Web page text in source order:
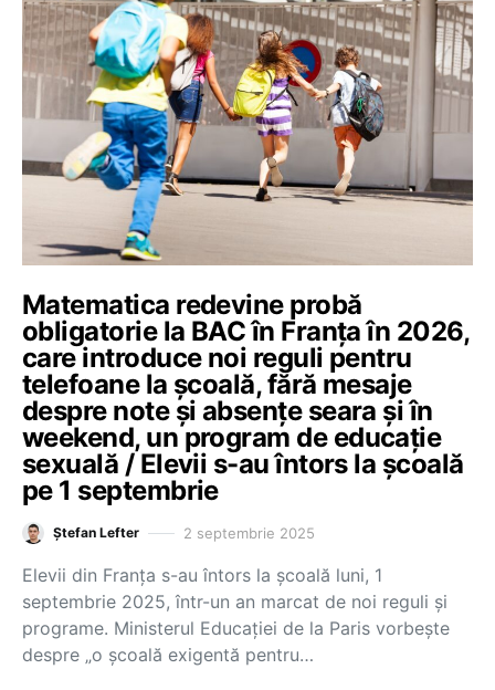
Matematica redevine probă
obligatorie la BAC în Franța în 2026,
care introduce noi reguli pentru
telefoane la școală, fără mesaje
despre note și absențe seara și în
weekend, un program de educație
sexuală / Elevii s-au întors la școală
pe 1 septembrie
Ștefan Lefter 2 septembrie 2025
Elevii din Franța s-au întors la școală luni, 1
septembrie 2025, într-un an marcat de noi reguli și
programe. Ministerul Educației de la Paris vorbește
despre „o școală exigentă pentru…